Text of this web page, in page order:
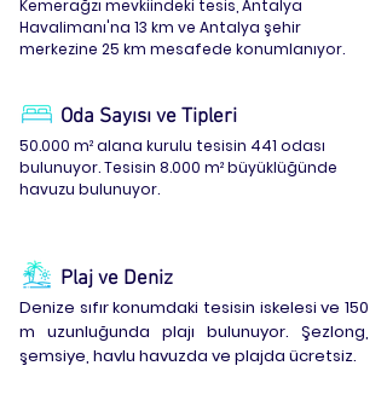
Kemerağzı mevkiindeki tesis, Antalya
Havalimanı'na 13 km ve Antalya şehir
merkezine 25 km mesafede konumlanıyor.
Oda Sayısı ve Tipleri
50.000 m² alana kurulu tesisin 441 odası
bulunuyor. Tesisin 8.000 m² büyüklüğünde
havuzu bulunuyor.
Plaj ve Deniz
Denize sıfır konumdaki tesisin iskelesi ve 150
m uzunluğunda plajı bulunuyor. Şezlong,
şemsiye, havlu havuzda ve plajda ücretsiz.